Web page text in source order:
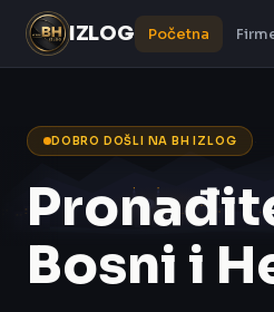
IZLOG Početna
DOBRO DOŠLI NA BH IZLOG
Bosni i